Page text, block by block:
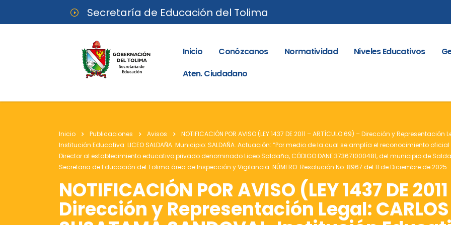
Secretaría de Educación del Tolima
Inicio Conózcanos Normatividad Niveles Educativos
Aten. Ciudadano
Inicio Publicaciones Avisos
NOTIFICACIÓN POR AVISO (LEY 1437 DE 2011 – ARTÍCULO 69) – Dirección y Representación
Institución Educativa: LICEO SALDAÑA. Municipio: SALDAÑA. Actuación: “Por medio de la cual se amplía el reconocimiento
Director al establecimiento educativo privado denominado Liceo Saldaña, CÓDIGO DANE 373671000481, del municipio de
Secretaria de Educación del Tolima área de Inspección y Vigilancia. NÚMERO: Resolución No. 8967 del 11 de Diciembre de 2025.
NOTIFICACIÓN POR AVISO (LEY 1437 DE
Dirección y Representación Legal: CARLOS